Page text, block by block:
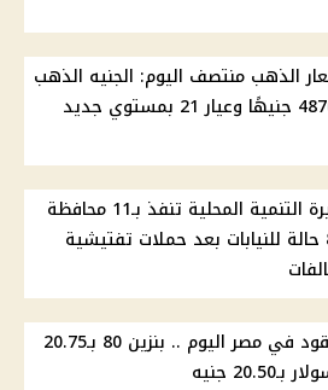
الذهب منتصف اليوم: الجنيه الذهب
قرارات وزيرة التنمية المحلية تنفذ بـ11 محافظة
..إحالة 81 حالة للنيابات بعد حملات تفتيشية
أسعار الوقود في مصر اليوم .. بنزين 80 بـ20.75
جنيه